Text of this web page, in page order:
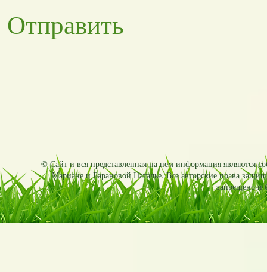
Отправить
© Сайт и вся представленная на нем информация являются
Мариане и Барановой Наталье. Все авторские права
запрещено и